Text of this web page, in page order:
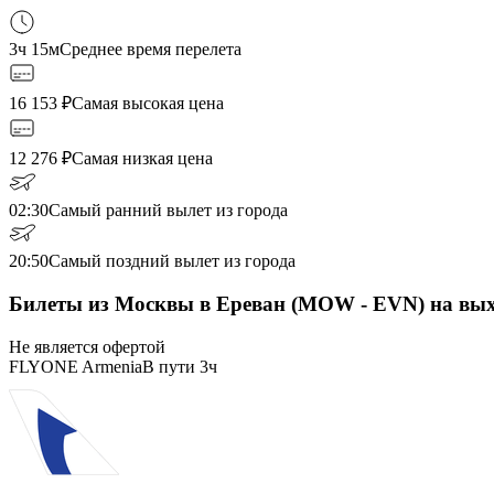
3ч 15мСреднее время перелета
16 153 ₽Самая высокая цена
12 276 ₽Самая низкая цена
02:30Самый ранний вылет из города
20:50Самый поздний вылет из города
Билеты из Москвы в Ереван (MOW - EVN) на
Не является офертой
FLYONE ArmeniaВ пути 3ч